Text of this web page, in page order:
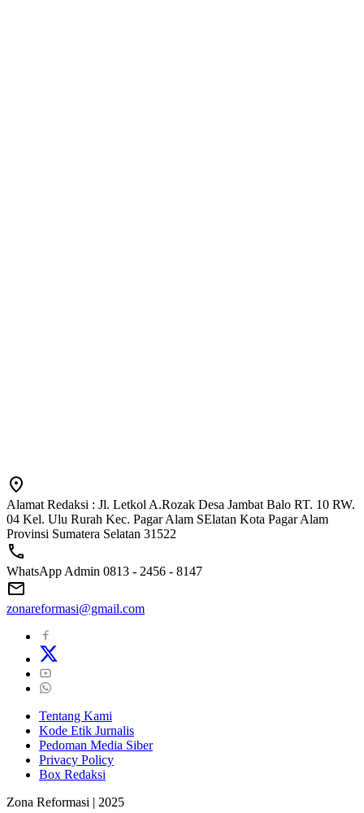
Alamat Redaksi : Jl. Letkol A.Rozak Desa Jambat Balo RT. 10 RW.
04 Kel. Ulu Rurah Kec. Pagar Alam SElatan Kota Pagar Alam
Provinsi Sumatera Selatan 31522
WhatsApp Admin 0813 - 2456 - 8147
zonareformasi@gmail.com
Tentang Kami
Kode Etik Jurnalis
Pedoman Media Siber
Privacy Policy
Box Redaksi
Zona Reformasi | 2025